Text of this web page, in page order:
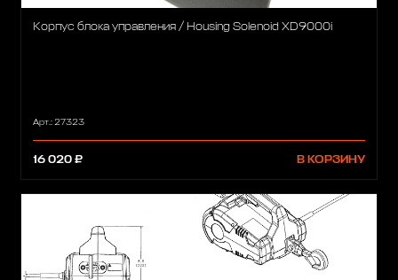
Корпус блока управления / Housing Solenoid XD9000i
Арт.: 27323
16 020 ₽ В КОРЗИНУ